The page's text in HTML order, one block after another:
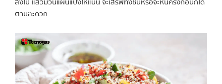
ตามสะดวก